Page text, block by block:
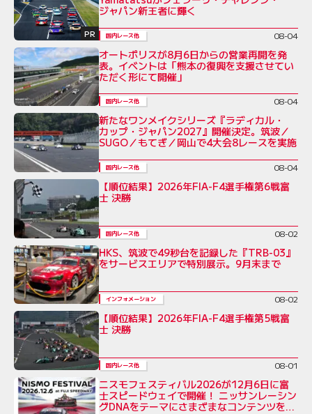
PR
ジャパン新王者に輝く
国内レース他 08-04
オートポリスが8月6日からの営業再開を発
表。イベントは「熊本の復興を支援させてい
ただく形にて開催」
国内レース他 08-04
新たなワンメイクシリーズ『ラディカル・
カップ・ジャパン2027』開催決定。筑波／
SUGO／もてぎ／岡山で4大会8レースを実施
国内レース他 08-04
【順位結果】2026年FIA-F4選手権第6戦富
士 決勝
国内レース他 08-02
HKS、筑波で49秒台を記録した『TRB-03』
をサービスエリアで特別展示。9月末まで
インフォメーション 08-02
【順位結果】2026年FIA-F4選手権第5戦富
士 決勝
国内レース他 08-01
ニスモフェスティバル2026が12月6日に富
士スピードウェイで開催！ ニッサンレーシン
グDNAをテーマにさまざまなコンテンツを展